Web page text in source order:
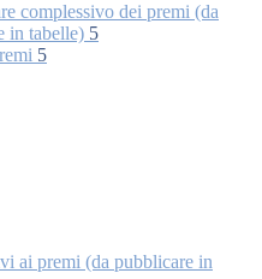
complessivo dei premi (da
in tabelle) 5
5
ai premi (da pubblicare in